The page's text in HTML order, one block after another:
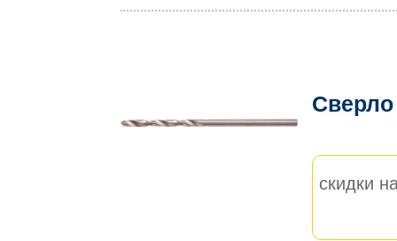
скидки